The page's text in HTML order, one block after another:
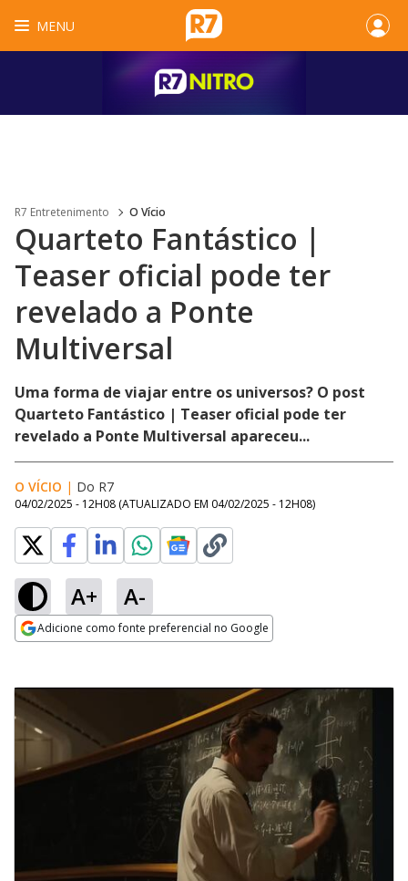
MENU
R7 Entretenimento O Vício
Quarteto Fantástico |
Teaser oficial pode ter
revelado a Ponte
Multiversal
Uma forma de viajar entre os universos? O post
Quarteto Fantástico | Teaser oficial pode ter
revelado a Ponte Multiversal apareceu...
O VÍCIO | Do R7
04/02/2025 - 12H08 (ATUALIZADO EM 04/02/2025 - 12H08)
A+ A-
Adicione como fonte preferencial no Google